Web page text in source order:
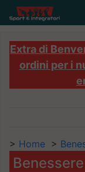
Extra di
ordini per i
> Home >